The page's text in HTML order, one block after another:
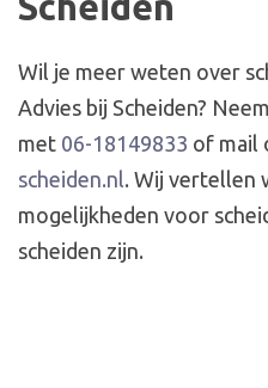
Wil je meer weten over
Advies bij Scheiden?
met 06-18149833 of mail
scheiden.nl. Wij vertellen
mogelijkheden voor
scheiden zijn.